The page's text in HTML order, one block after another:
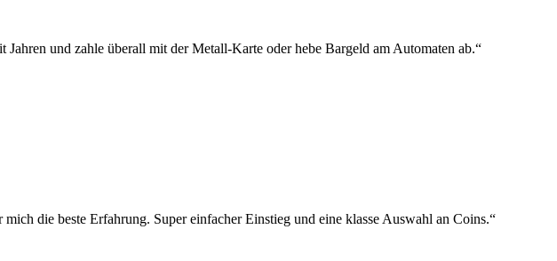
und zahle überall mit der Metall-Karte oder hebe Bargeld am Automaten ab.“
die beste Erfahrung. Super einfacher Einstieg und eine klasse Auswahl an Coins.“